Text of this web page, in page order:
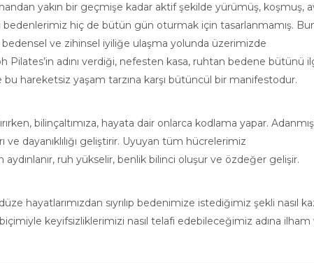
yakın bir geçmişe kadar aktif şekilde yürümüş, koşmuş,
hiç de bütün gün oturmak için tasarlanmamış.
bedensel ve zihinsel iyiliğe ulaşma yolunda üzerimizde
Pilates’in adını verdiği, nefesten kasa, ruhtan bedene bütünü
bu hareketsiz yaşam tarzına karşı bütüncül bir manifestodur.
bilinçaltımıza, hayata dair onlarca kodlama yapar.
ve dayanıklılığı geliştirir. Uyuyan tüm hücrelerimiz
aydınlanır, ruh yükselir, benlik bilinci oluşur ve özdeğer gelişir.
hayatlarımızdan sıyrılıp bedenimize istediğimiz şekli nasıl
keyifsizliklerimizi nasıl telafi edebileceğimiz adına ilham